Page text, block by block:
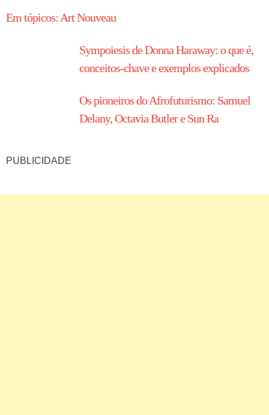
Em tópicos: Art Nouveau
Sympoiesis de Donna Haraway: o que é,
conceitos-chave e exemplos explicados
Os pioneiros do Afrofuturismo: Samuel
Delany, Octavia Butler e Sun Ra
PUBLICIDADE